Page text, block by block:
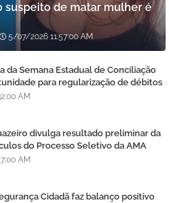
de matar mulher é
5/07/2026 11:57:00 AM
da Semana Estadual de Conciliação
para regularização de débitos
AM
divulga resultado preliminar da
do Processo Seletivo da AMA
AM
Cidadã faz balanço positivo